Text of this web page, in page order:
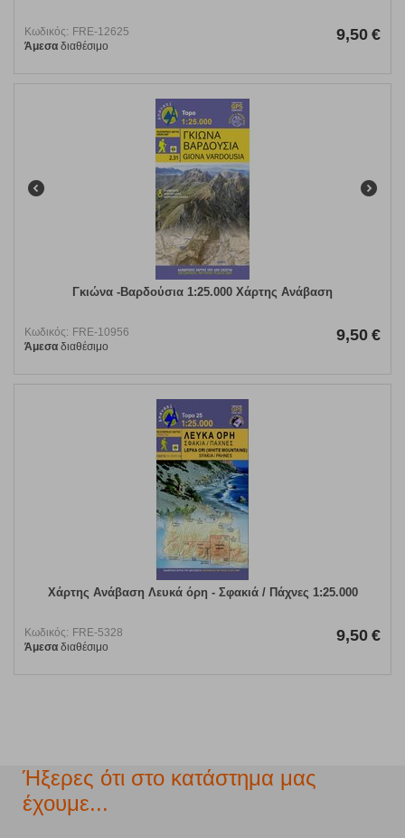
Κωδικός: FRE-12625
Άμεσα διαθέσιμο
9,50 €
Γκιώνα -Βαρδούσια 1:25.000 Χάρτης Ανάβαση
Κωδικός: FRE-10956
Άμεσα διαθέσιμο
9,50 €
Χάρτης Ανάβαση Λευκά όρη - Σφακιά / Πάχνες 1:25.000
Κωδικός: FRE-5328
Άμεσα διαθέσιμο
9,50 €
Ήξερες ότι στο κατάστημα μας
έχουμε...